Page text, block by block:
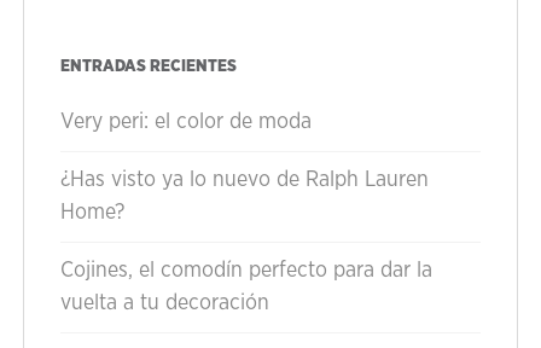
ENTRADAS RECIENTES
Very peri: el color de moda
¿Has visto ya lo nuevo de Ralph Lauren
Home?
Cojines, el comodín perfecto para dar la
vuelta a tu decoración